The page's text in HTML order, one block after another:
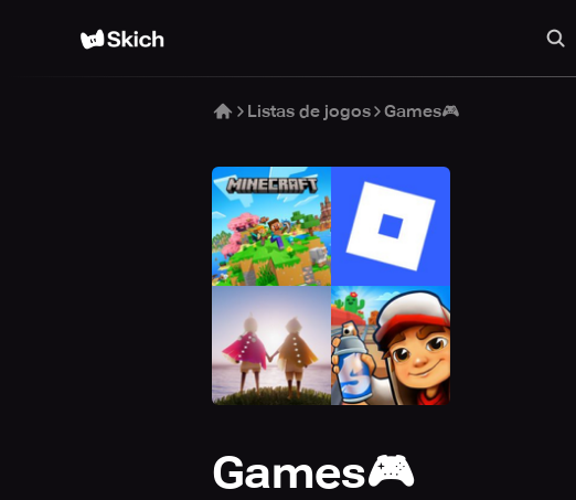
Listas de jogos Games🎮
Games🎮